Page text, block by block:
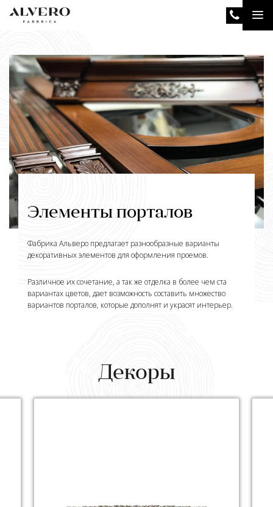
Перейти
Элементы порталов
Фабрика Альверо предлагает разнообразные варианты
декоративных элементов для оформления проемов.
Различное их сочетание, а так же отделка в более чем ста
вариантах цветов, дает возможность составить множество
вариантов порталов, которые дополнят и украсят интерьер.
Декоры